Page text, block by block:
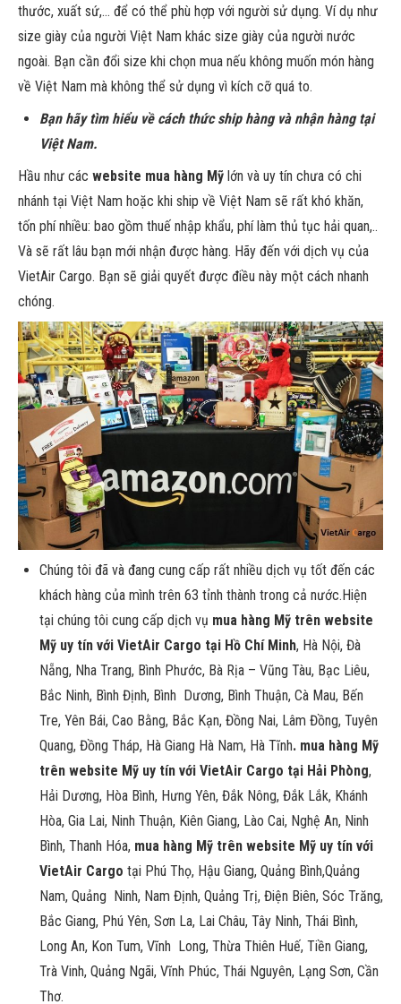
thước, xuất sứ,… để có thể phù hợp với người sử dụng. Ví dụ như
size giày của người Việt Nam khác size giày của người nước
ngoài. Bạn cần đổi size khi chọn mua nếu không muốn món hàng
về Việt Nam mà không thể sử dụng vì kích cỡ quá to.
Bạn hãy tìm hiểu về cách thức ship hàng và nhận hàng tại
Việt Nam.
Hầu như các website mua hàng Mỹ lớn và uy tín chưa có chi
nhánh tại Việt Nam hoặc khi ship về Việt Nam sẽ rất khó khăn,
tốn phí nhiều: bao gồm thuế nhập khẩu, phí làm thủ tục hải quan,..
Và sẽ rất lâu bạn mới nhận được hàng. Hãy đến với dịch vụ của
VietAir Cargo. Bạn sẽ giải quyết được điều này một cách nhanh
chóng.
Chúng tôi đã và đang cung cấp rất nhiều dịch vụ tốt đến các
khách hàng của mình trên 63 tỉnh thành trong cả nước.Hiện
tại chúng tôi cung cấp dịch vụ mua hàng Mỹ trên website
Mỹ uy tín với VietAir Cargo tại Hồ Chí Minh, Hà Nội, Đà
Nẵng, Nha Trang, Bình Phước, Bà Rịa – Vũng Tàu, Bạc Liêu,
Bắc Ninh, Bình Định, Bình Dương, Bình Thuận, Cà Mau, Bến
Tre, Yên Bái, Cao Bằng, Bắc Kạn, Đồng Nai, Lâm Đồng, Tuyên
Quang, Đồng Tháp, Hà Giang Hà Nam, Hà Tĩnh. mua hàng Mỹ
trên website Mỹ uy tín với VietAir Cargo tại Hải Phòng,
Hải Dương, Hòa Bình, Hưng Yên, Đắk Nông, Đắk Lắk, Khánh
Hòa, Gia Lai, Ninh Thuận, Kiên Giang, Lào Cai, Nghệ An, Ninh
Bình, Thanh Hóa, mua hàng Mỹ trên website Mỹ uy tín với
VietAir Cargo tại Phú Thọ, Hậu Giang, Quảng Bình,Quảng
Nam, Quảng Ninh, Nam Định, Quảng Trị, Điện Biên, Sóc Trăng,
Bắc Giang, Phú Yên, Sơn La, Lai Châu, Tây Ninh, Thái Bình,
Long An, Kon Tum, Vĩnh Long, Thừa Thiên Huế, Tiền Giang,
Trà Vinh, Quảng Ngãi, Vĩnh Phúc, Thái Nguyên, Lạng Sơn, Cần
Thơ.